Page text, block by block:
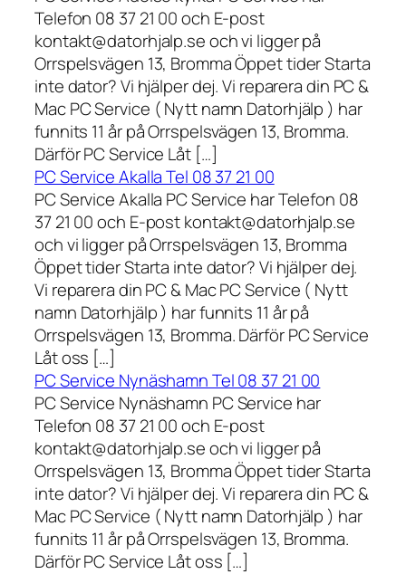
Telefon 08 37 21 00 och E-post
kontakt@datorhjalp.se och vi ligger på
Orrspelsvägen 13, Bromma Öppet tider Starta
inte dator? Vi hjälper dej. Vi reparera din PC &
Mac PC Service ( Nytt namn Datorhjälp ) har
funnits 11 år på Orrspelsvägen 13, Bromma.
Därför PC Service Låt […]
PC Service Akalla Tel 08 37 21 00
PC Service Akalla PC Service har Telefon 08
37 21 00 och E-post kontakt@datorhjalp.se
och vi ligger på Orrspelsvägen 13, Bromma
Öppet tider Starta inte dator? Vi hjälper dej.
Vi reparera din PC & Mac PC Service ( Nytt
namn Datorhjälp ) har funnits 11 år på
Orrspelsvägen 13, Bromma. Därför PC Service
Låt oss […]
PC Service Nynäshamn Tel 08 37 21 00
PC Service Nynäshamn PC Service har
Telefon 08 37 21 00 och E-post
kontakt@datorhjalp.se och vi ligger på
Orrspelsvägen 13, Bromma Öppet tider Starta
inte dator? Vi hjälper dej. Vi reparera din PC &
Mac PC Service ( Nytt namn Datorhjälp ) har
funnits 11 år på Orrspelsvägen 13, Bromma.
Därför PC Service Låt oss […]